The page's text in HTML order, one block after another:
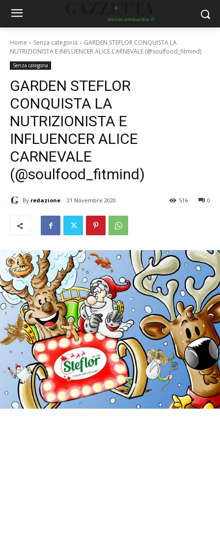
Home Senza categoria
GARDEN STEFLOR CONQUISTA LA
NUTRIZIONISTA E INFLUENCER ALICE CARNEVALE (@soulfood_fitmind)
Senza categoria
GARDEN STEFLOR
CONQUISTA LA
NUTRIZIONISTA E
INFLUENCER ALICE
CARNEVALE
(@soulfood_fitmind)
By redazione 21 Novembre 2020 0
516